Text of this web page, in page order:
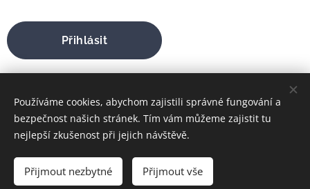
Přihlásit
bratrfilip@gmail.com
FILIP MARIA ŠTOJDL
Používáme cookies, abychom zajistili správné fungování a
bezpečnost našich stránek. Tím vám můžeme zajistit tu
nejlepší zkušenost při jejich návštěvě.
Přijmout nezbytné Přijmout vše